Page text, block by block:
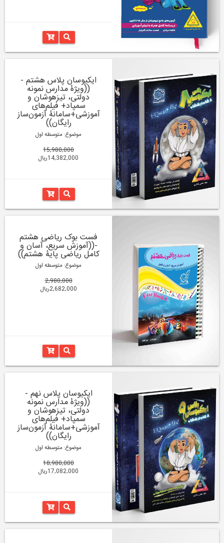
ایکیوسان پلاس هشتم -
((ویژۀ مدارس نمونه
دولتی، تیزهوشان و
سمپاد+ فیلم‌های
آموزشی+سامانۀ آزمون‌ساز
رایگان))
موضوع: متوسطه اول
15,980,000
14,382,000ریال
فست بوک ریاضی هشتم
-((آموزش سریع، آسان و
کامل ریاضی پایۀ هشتم))
موضوع: متوسطه اول
2,980,000
2,682,000ریال
ایکیوسان پلاس نهم -
((ویژۀ مدارس نمونه
دولتی، تیزهوشان و
سمپاد+ فیلم‌های
آموزشی+سامانۀ آزمون‌ساز
رایگان))
موضوع: متوسطه اول
18,980,000
17,082,000ریال